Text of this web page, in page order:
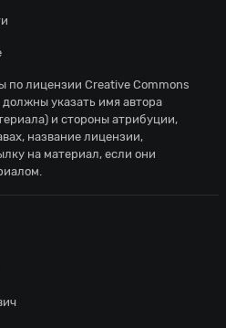
по лицензии Creative Commons
должны указать имя автора
и стороны атрибуции,
название лицензии,
на материал, если они